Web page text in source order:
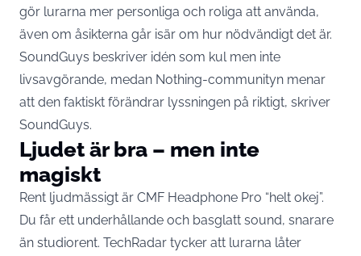
gör lurarna mer personliga och roliga att använda,
även om åsikterna går isär om hur nödvändigt det är.
SoundGuys beskriver idén som kul men inte
livsavgörande, medan Nothing-communityn menar
att den faktiskt förändrar lyssningen på riktigt, skriver
SoundGuys.
Ljudet är bra – men inte
magiskt
Rent ljudmässigt är CMF Headphone Pro “helt okej”.
Du får ett underhållande och basglatt sound, snarare
än studiorent. TechRadar tycker att lurarna låter